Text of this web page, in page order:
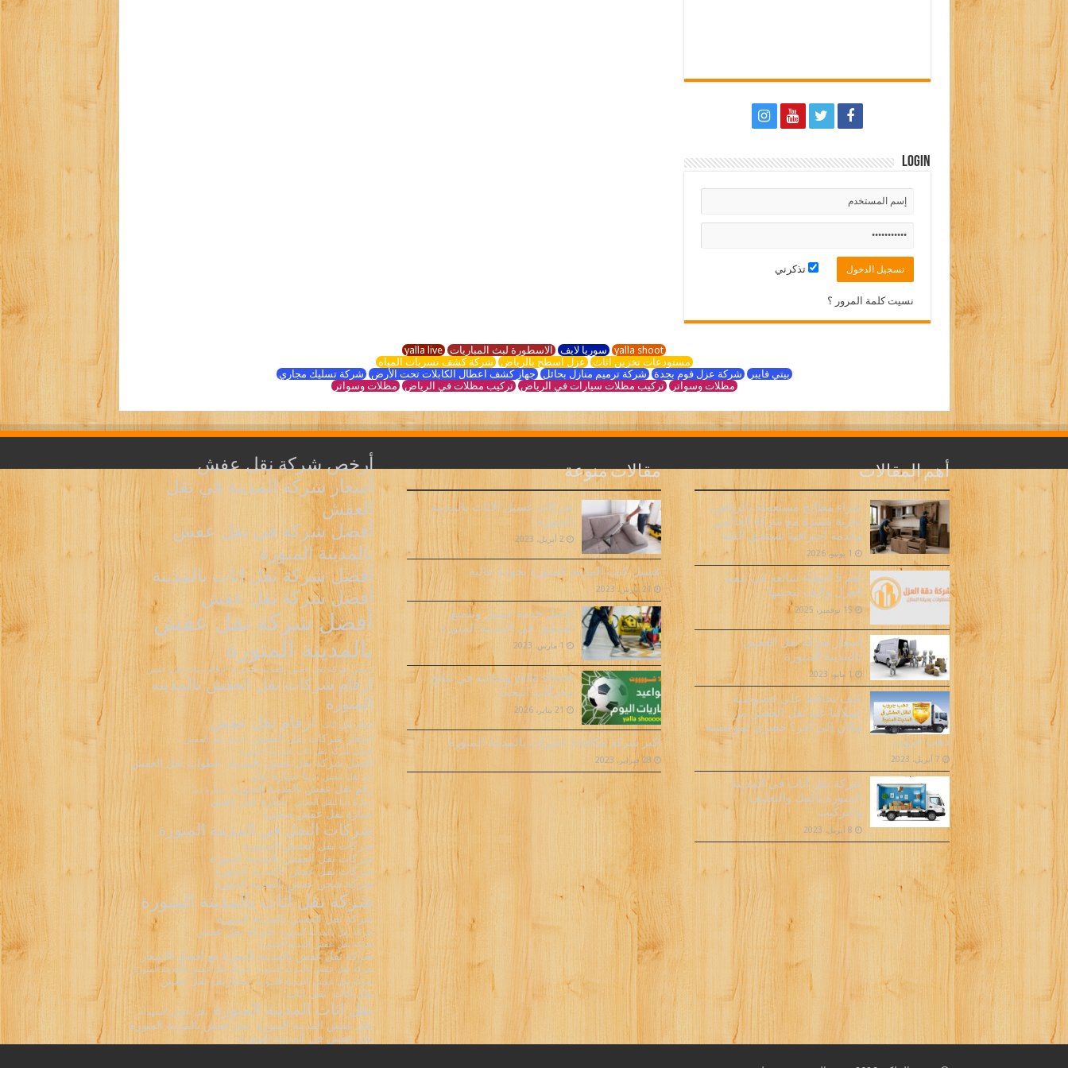
Login
تذكرني
نسيت كلمة المرور ؟
yalla shoot سوريا لايف الاسطورة لبث المباريات yalla live
مستودعات تخزين اثاث عزل اسطح بالرياض شركة كشف تسربات المياه
بيتي فايبر شركة عزل فوم بجدة شركة ترميم منازل بحائل جهاز كشف اعطال الكابلات تحت الأرض شركة تسليك مجاري
مظلات وسواتر تركيب مظلات سيارات في الرياض تركيب مظلات في الرياض مظلات وسواتر
أهم المقالات
شراء مطابخ مستعملة بالرياض..
تجربة مميزة مع شركة العالمي
وخدمة احترافية تستحق الثقة
1 يونيو، 2026
أهم 5 أخطاء شائعة في تنفيذ
العزل وكيف تتجنبها
15 نوفمبر، 2025
اسعار شركة نقل العفش
بالمدينة المنورة
1 مايو، 2023
كيف نحافظ على خصوصية
عملائنا عند نقل العفش من
مكان إلى آخر؟ حصري لمؤسسة
دهب جروب
7 أبريل، 2023
شركة نقل أثاث فى المدينة
المنورة بالفك والتغليف
والتركيب
8 أبريل، 2023
مقالات منوعة
شركات غسيل الاثاث بالمدينة
المنورة
2 أبريل، 2023
غسيل كنب المدينة المنورة بجودة عالية
21 مارس، 2023
أفضل خدمة غسيل وتلميع
الشقق في المدينة المنورة
1 مارس، 2023
yalla shoot ومكانته في نتائج
محركات البحث
21 يناير، 2026
أكبر شركة مكافحة حشرات بالمدينة المنورة
28 فبراير، 2023
أرخص شركة نقل عفش
أسعار شركة المدينة في نقل
العفش
أفضل شركة فى نقل عفش
بالمدينة المنورة
أفضل شركة نقل اثاث بالمدينة
أفضل شركة نقل عفش
أفضل شركة نقل عفش
بالمدينة المنورة
ارخص شركة نقل عفش بالمدينة المنورة ارقام دينات نقل عفش
ارقام شركات نقل العفش بالمدينه
المنورة
ارقام نقل اثاث ارقام نقل عفش
اسعار شركات نقل العفش
اسعار نقل العفش
افضل شركة نقل اثاث بالمدينة المنورة
افضل شركة نقل عفش بالمدينة خطوات نقل العفش
دنه نقل عفش
دينا سيارة نقل
رقم نقل عفش بالمدينة المنورة
سيارة دينا
سيارة دينا لنقل العفش
سيارة نقل عفش
سيارة نقل عفش صغيرة
شركات النقل في المدينة المنورة
شركات نقل العفش المتميزة
شركات نقل العفش بالمدينة المنورة
شركات نقل عفش بالمدينة المنورة
شركة شحن عفش بالمدينة المنورة
شركة نقل أثاث بالمدينة المنورة
شركة نقل العفش بالمدينة المنورة
شركة نقل بالمدينة المنورة شركة نقل عفش
شركة نقل عفش المدينة المنورة
شركة نقل عفش بالمدينة المنورة مع أفضل الاسعار
شركة نقل عفش بالمدينه المنوره
شركه نقل عفش بالمدينة المنورة
شركه نقل عفش بالمدينه المنورة
مصاريف نقل عفش
نقل أثاث
نقل اثاث
نقل اثاث المدينة المنورة نقل عفش الشهداء
نقل عفش المدينة المنورة
نقل عفش بالمدينة المنورة
نقل عفش في المدينة المنورة